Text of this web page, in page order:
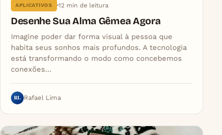
APLICATIVOS 12 min de leitura
Desenhe Sua Alma Gêmea Agora
Imagine poder dar forma visual à pessoa que
habita seus sonhos mais profundos. A tecnologia
está transformando o modo como concebemos
conexões…
RL Rafael Lima